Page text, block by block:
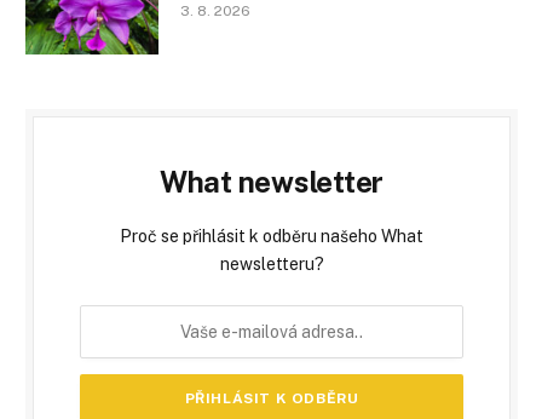
3. 8. 2026
What newsletter
Proč se přihlásit k odběru našeho What
newsletteru?